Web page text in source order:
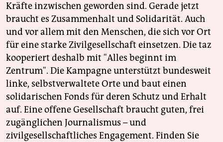
Kräfte inzwischen geworden sind. Gerade jetzt
braucht es Zusammenhalt und Solidarität. Auch
und vor allem mit den Menschen, die sich vor Ort
für eine starke Zivilgesellschaft einsetzen. Die taz
kooperiert deshalb mit "Alles beginnt im
Zentrum". Die Kampagne unterstützt bundesweit
linke, selbstverwaltete Orte und baut einen
solidarischen Fonds für deren Schutz und Erhalt
auf. Eine offene Gesellschaft braucht guten, frei
zugänglichen Journalismus – und
zivilgesellschaftliches Engagement. Finden Sie